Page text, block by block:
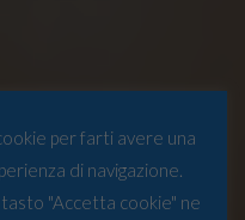
per farti avere una
di navigazione.
"Accetta cookie" ne